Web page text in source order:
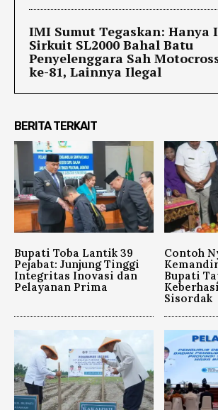
IMI Sumut Tegaskan: Hanya
Sirkuit SL2000 Bahal Batu
Penyelenggara Sah
ke-81, Lainnya Ilegal
BERITA TERKAIT
Bupati Toba Lantik 39
Pejabat: Junjung Tinggi
Integritas Inovasi dan
Pelayanan Prima
Contoh
Bupati
Sisordak